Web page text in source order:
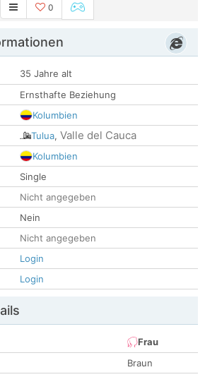
0
35 Jahre alt
Ernsthafte Beziehung
Kolumbien
Tulua, Valle del Cauca
Kolumbien
Single
Nicht angegeben
Nein
Nicht angegeben
Login
Login
Frau
Braun